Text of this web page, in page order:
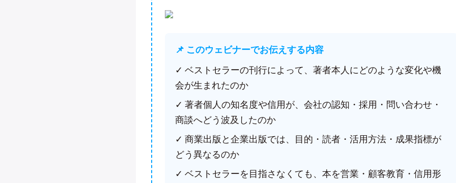
📌 このウェビナーでお伝えする内容
✓ ベストセラーの刊行によって、著者本人にどのような変化や機
会が生まれたのか
✓ 著者個人の知名度や信用が、会社の認知・採用・問い合わせ・
商談へどう波及したのか
✓ 商業出版と企業出版では、目的・読者・活用方法・成果指標が
どう異なるのか
✓ ベストセラーを目指さなくても、本を営業・顧客教育・信用形